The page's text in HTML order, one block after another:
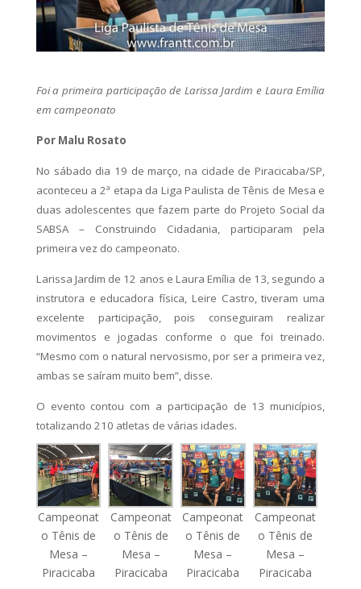
Foi a primeira participação de Larissa Jardim e Laura Emília
em campeonato
Por Malu Rosato
No sábado dia 19 de março, na cidade de Piracicaba/SP,
aconteceu a 2ª etapa da Liga Paulista de Tênis de Mesa e
duas adolescentes que fazem parte do Projeto Social da
SABSA – Construindo Cidadania, participaram pela
primeira vez do campeonato.
Larissa Jardim de 12 anos e Laura Emília de 13, segundo a
instrutora e educadora física, Leire Castro, tiveram uma
excelente participação, pois conseguiram realizar
movimentos e jogadas conforme o que foi treinado.
“Mesmo com o natural nervosismo, por ser a primeira vez,
ambas se saíram muito bem”, disse.
O evento contou com a participação de 13 municípios,
totalizando 210 atletas de várias idades.
Campeonat
o Tênis de
Mesa –
Piracicaba
Campeonat
o Tênis de
Mesa –
Piracicaba
Campeonat
o Tênis de
Mesa –
Piracicaba
Campeonat
o Tênis de
Mesa –
Piracicaba